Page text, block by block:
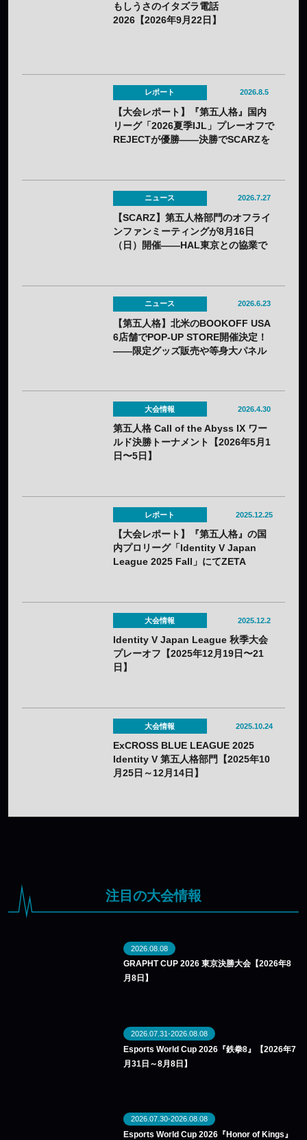
もしうさのイタズラ電話
2026【2026年9月22日】
レポート 2026.8.5
【大会レポート】『第五人格』国内
リーグ「2026夏季IJL」プレーオフで
REJECTが優勝——決勝でSCARZを
ニュース 2026.7.27
【SCARZ】第五人格部門のオフライ
ンファンミーティングが8月16日
（日）開催——HAL東京との協業で
ニュース 2026.6.23
【第五人格】北米のBOOKOFF USA
6店舗でPOP-UP STORE開催決定！
——限定グッズ販売や等身大パネル
大会情報 2026.4.30
第五人格 Call of the Abyss IX ワー
ルド決勝トーナメント【2026年5月1
日〜5日】
レポート 2025.12.25
【大会レポート】『第五人格』の国
内プロリーグ「Identity V Japan
League 2025 Fall」にてZETA
大会情報 2025.12.2
Identity V Japan League 秋季大会
プレーオフ【2025年12月19日〜21
日】
大会情報 2025.10.24
ExCROSS BLUE LEAGUE 2025
Identity V 第五人格部門【2025年10
月25日～12月14日】
注目の大会情報
2026.08.08
GRAPHT CUP 2026 東京決勝大会【2026年8
月8日】
2026.07.31-2026.08.08
Esports World Cup 2026『鉄拳8』【2026年7
月31日～8月8日】
2026.07.30-2026.08.08
Esports World Cup 2026『Honor of Kings』